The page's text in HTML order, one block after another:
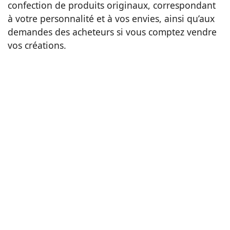
confection de produits originaux, correspondant
à votre personnalité et à vos envies, ainsi qu’aux
demandes des acheteurs si vous comptez vendre
vos créations.